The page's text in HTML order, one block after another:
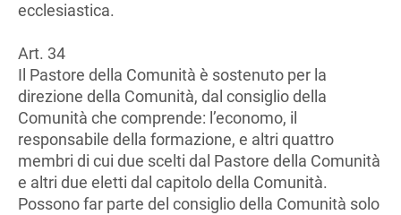
ecclesiastica.
Art. 34
Il Pastore della Comunità è sostenuto per la
direzione della Comunità, dal consiglio della
Comunità che comprende: l’economo, il
responsabile della formazione, e altri quattro
membri di cui due scelti dal Pastore della Comunità
e altri due eletti dal capitolo della Comunità.
Possono far parte del consiglio della Comunità solo